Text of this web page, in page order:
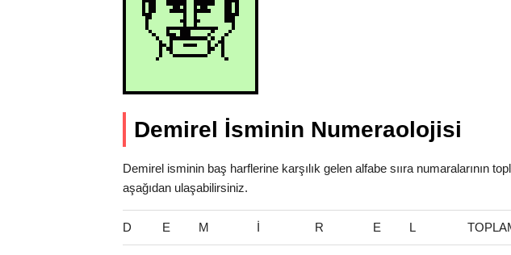
Demirel İsminin Numeraolojisi
Demirel isminin baş harflerine karşılık gelen alfabe sııra numaralarının
aşağıdan ulaşabilirsiniz.
D E M İ R E L